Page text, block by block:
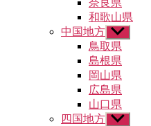
を
表
示
奈良県
和歌山県
中国地方 サ
ブ
メ
ニ
ュ
ー
を
表
鳥取県
島根県
岡山県
広島県
山口県
四国地方 サ